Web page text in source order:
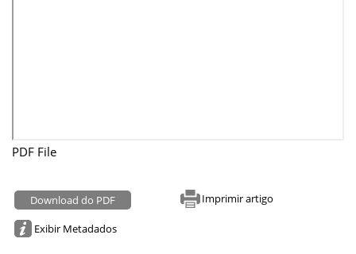
PDF File
Download do PDF Imprimir artigo
Exibir Metadados